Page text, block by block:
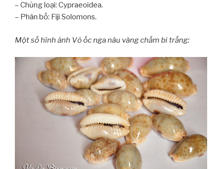
– Chủng loại: Cypraeoidea.
– Phân bố: Fiji Solomons.
Một số hình ảnh Vỏ ốc nga nâu vàng chấm bi trắng: